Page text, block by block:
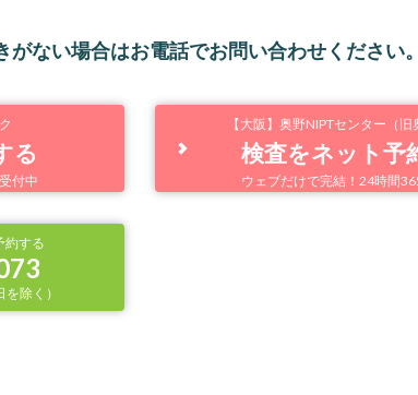
がない場合はお電話でお問い合わせください。
る
付中
【大阪】奥野NIPTセンター（旧
検査をネット予
ウェブだけで完結！24時間
約する
除く）